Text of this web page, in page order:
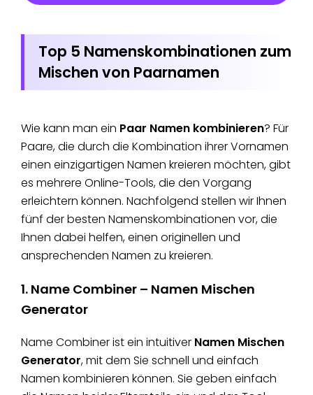
Top 5 Namenskombinationen zum
Mischen von Paarnamen
Wie kann man ein Paar Namen kombinieren? Für
Paare, die durch die Kombination ihrer Vornamen
einen einzigartigen Namen kreieren möchten, gibt
es mehrere Online-Tools, die den Vorgang
erleichtern können. Nachfolgend stellen wir Ihnen
fünf der besten Namenskombinationen vor, die
Ihnen dabei helfen, einen originellen und
ansprechenden Namen zu kreieren.
1. Name Combiner – Namen Mischen
Generator
Name Combiner ist ein intuitiver Namen Mischen
Generator, mit dem Sie schnell und einfach
Namen kombinieren können. Sie geben einfach